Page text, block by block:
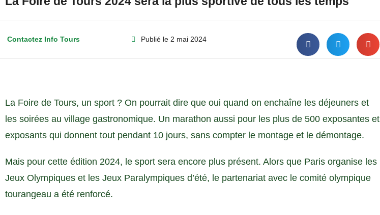
Contactez Info Tours Publié le 2 mai 2024
La Foire de Tours, un sport ? On pourrait dire que oui quand on enchaîne les déjeuners et
les soirées au village gastronomique. Un marathon aussi pour les plus de 500 exposantes et
exposants qui donnent tout pendant 10 jours, sans compter le montage et le démontage.
Mais pour cette édition 2024, le sport sera encore plus présent. Alors que Paris organise les
Jeux Olympiques et les Jeux Paralympiques d’été, le partenariat avec le comité olympique
tourangeau a été renforcé.